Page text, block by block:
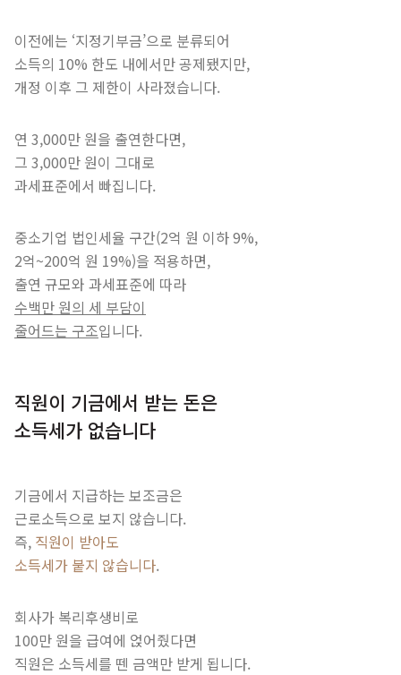
이전에는 ‘지정기부금’으로 분류되어
소득의 10% 한도 내에서만 공제됐지만,
개정 이후 그 제한이 사라졌습니다.
연 3,000만 원을 출연한다면,
그 3,000만 원이 그대로
과세표준에서 빠집니다.
중소기업 법인세율 구간(2억 원 이하 9%,
2억~200억 원 19%)을 적용하면,
출연 규모와 과세표준에 따라
수백만 원의 세 부담이
줄어드는 구조입니다.
직원이 기금에서 받는 돈은
소득세가 없습니다
기금에서 지급하는 보조금은
근로소득으로 보지 않습니다.
즉, 직원이 받아도
소득세가 붙지 않습니다.
회사가 복리후생비로
100만 원을 급여에 얹어줬다면
직원은 소득세를 뗀 금액만 받게 됩니다.